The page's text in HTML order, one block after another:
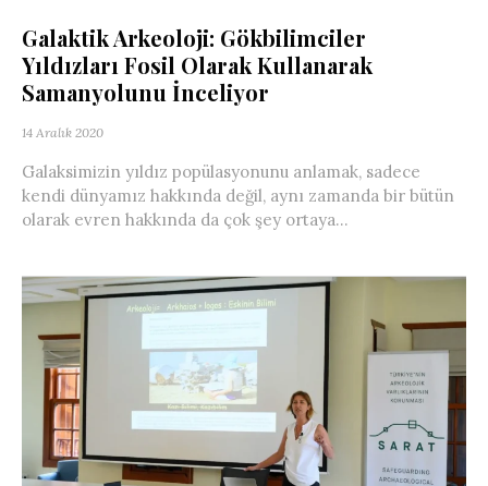
Galaktik Arkeoloji: Gökbilimciler
Yıldızları Fosil Olarak Kullanarak
Samanyolunu İnceliyor
14 Aralık 2020
Galaksimizin yıldız popülasyonunu anlamak, sadece
kendi dünyamız hakkında değil, aynı zamanda bir bütün
olarak evren hakkında da çok şey ortaya...